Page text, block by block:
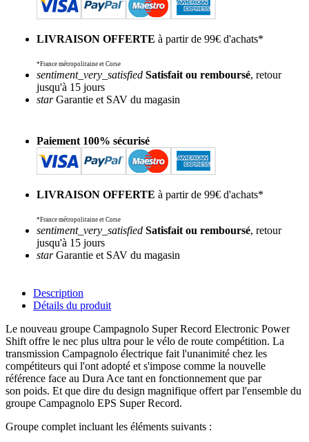
LIVRAISON OFFERTE à partir de 99€ d'achats*
*France métropolitaine et Corse
sentiment_very_satisfied Satisfait ou remboursé, retour
jusqu'à 15 jours
starGarantie et SAV du magasin
Paiement 100% sécurisé
LIVRAISON OFFERTE à partir de 99€ d'achats*
*France métropolitaine et Corse
sentiment_very_satisfied Satisfait ou remboursé, retour
jusqu'à 15 jours
starGarantie et SAV du magasin
Description
Détails du produit
Le nouveau groupe Campagnolo Super Record Electronic Power
Shift offre le nec plus ultra pour le vélo de route compétition. La
transmission Campagnolo électrique fait l'unanimité chez les
compétiteurs qui l'ont adopté et s'impose comme la nouvelle
référence face au Dura Ace tant en fonctionnement que par
son poids. Et que dire du design magnifique offert par l'ensemble du
groupe Campagnolo EPS Super Record.
Groupe complet incluant les éléments suivants :